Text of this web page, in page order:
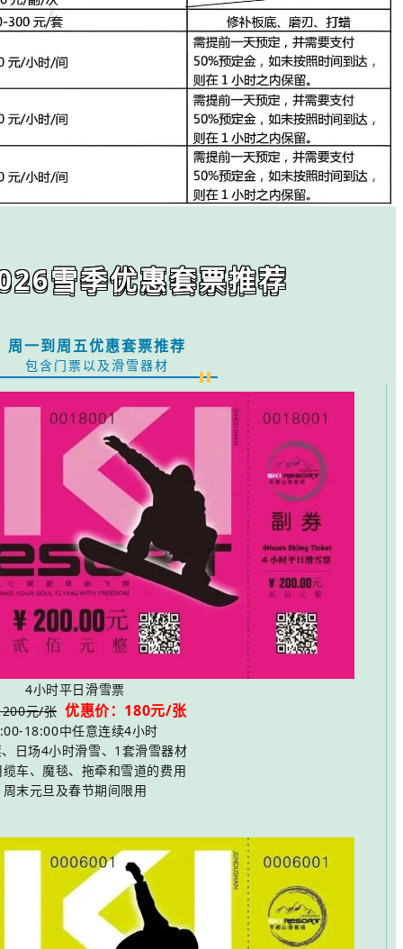
雪季优惠套票推荐
周一到周五优惠套票推荐
包含门票以及滑雪器材
4小时平日滑雪票
200元/张 优惠价：180元/张
18:00中任意连续4小时
日场4小时滑雪、1套滑雪器材
车、魔毯、拖牵和雪道的费用
周末元旦及春节期间限用